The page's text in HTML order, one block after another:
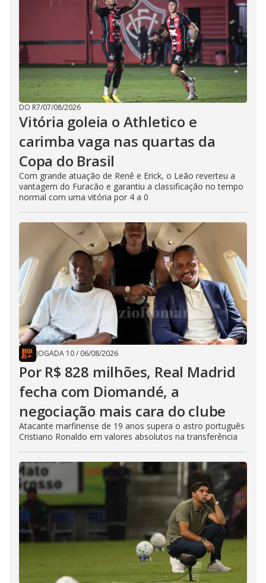
DO R7/07/08/2026
Vitória goleia o Athletico e
carimba vaga nas quartas da
Copa do Brasil
Com grande atuação de Renê e Erick, o Leão reverteu a
vantagem do Furacão e garantiu a classificação no tempo
normal com uma vitória por 4 a 0
JOGADA 10/ 06/08/2026
Por R$ 828 milhões, Real Madrid
fecha com Diomandé, a
negociação mais cara do clube
Atacante marfinense de 19 anos supera o astro português
Cristiano Ronaldo em valores absolutos na transferência